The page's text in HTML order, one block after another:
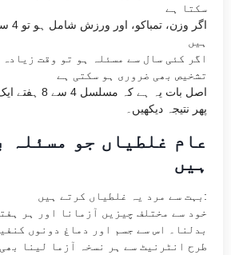
سکتا ہے
ہیں
اگر کئی سال سے مسئلہ ہو تو وقت زیادہ
تشخیص بھی ضروری ہو سکتی ہے
اصل بات یہ ہے
پھر نتیجہ دیکھیں۔
عام غلطیاں جو مسئلہ
ہیں
بہت سے مرد یہ غلطیاں کرتے ہیں:
خود سے مختلف چیزیں آزمانا اور ہر
بدلنا۔ اس سے جسم اور دماغ دونوں
طرح انٹرنیٹ سے ہر نسخہ آزما لینا